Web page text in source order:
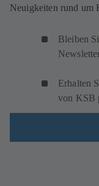
Neuigkeiten rund um
Bleiben
Erhalten
von KSB